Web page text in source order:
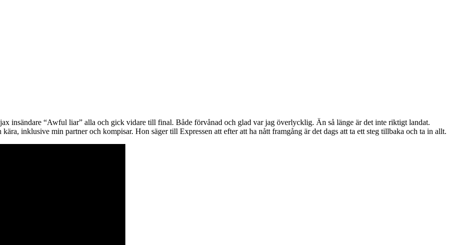
insändare “Awful liar” alla och gick vidare till final. Både förvånad och glad var jag överlycklig. Än så länge är det inte riktigt landat.
inklusive min partner och kompisar. Hon säger till Expressen att efter att ha nått framgång är det dags att ta ett steg tillbaka och ta in allt.